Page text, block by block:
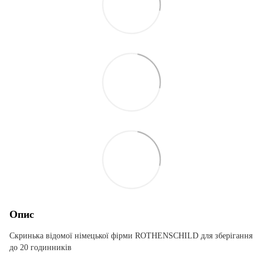
Опис
Скринька відомої німецької фірми ROTHENSCHILD для зберігання
до 20 годинників